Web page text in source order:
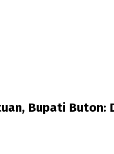
Bupati Buton: